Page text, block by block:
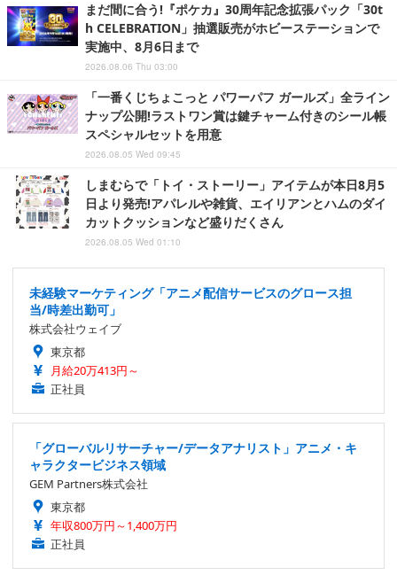
まだ間に合う!『ポケカ』30周年記念拡張パック「30t
h CELEBRATION」抽選販売がホビーステーションで
実施中、8月6日まで
2026.08.06 Thu 03:00
「一番くじちょこっと パワーパフ ガールズ」全ライン
ナップ公開!ラストワン賞は鍵チャーム付きのシール帳
スペシャルセットを用意
2026.08.05 Wed 09:45
しまむらで「トイ・ストーリー」アイテムが本日8月5
日より発売!アパレルや雑貨、エイリアンとハムのダイ
カットクッションなど盛りだくさん
2026.08.05 Wed 01:10
未経験マーケティング「アニメ配信サービスのグロース担
当/時差出勤可」
株式会社ウェイブ
東京都
月給20万413円～
正社員
「グローバルリサーチャー/データアナリスト」アニメ・キ
ャラクタービジネス領域
GEM Partners株式会社
東京都
年収800万円～1,400万円
正社員